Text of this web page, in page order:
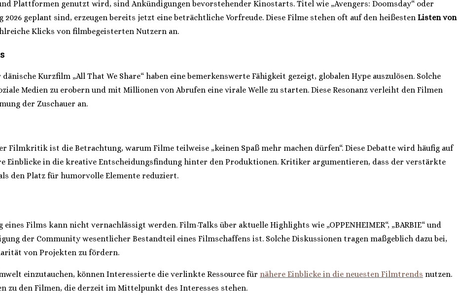
Plattformen genutzt wird, sind Ankündigungen bevorstehender Kinostarts. Titel wie „Avengers: Doomsday“ oder
geplant sind, erzeugen bereits jetzt eine beträchtliche Vorfreude. Diese Filme stehen oft auf den heißesten Listen von
Klicks von filmbegeisterten Nutzern an.
Kurzfilm „All That We Share“ haben eine bemerkenswerte Fähigkeit gezeigt, globalen Hype auszulösen. Solche
Medien zu erobern und mit Millionen von Abrufen eine virale Welle zu starten. Diese Resonanz verleiht den Filmen
der Zuschauer an.
Filmkritik ist die Betrachtung, warum Filme teilweise „keinen Spaß mehr machen dürfen“. Diese Debatte wird häufig auf
in die kreative Entscheidungsfindung hinter den Produktionen. Kritiker argumentieren, dass der verstärkte
den Platz für humorvolle Elemente reduziert.
Films kann nicht vernachlässigt werden. Film-Talks über aktuelle Highlights wie „OPPENHEIMER“, „BARBIE“ und
der Community wesentlicher Bestandteil eines Filmschaffens ist. Solche Diskussionen tragen maßgeblich dazu bei,
von Projekten zu fördern.
einzutauchen, können Interessierte die verlinkte Ressource für nähere Einblicke in die neuesten Filmtrends nutzen.
zu den Filmen, die derzeit im Mittelpunkt des Interesses stehen.